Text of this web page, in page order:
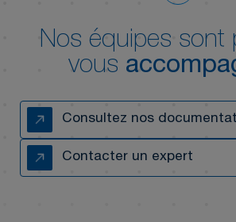
Nos équipes sont
vous
Consultez nos
Contacter un expert